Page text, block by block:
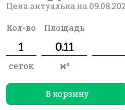
Цена актуальна на
Кол-во
сеток
Площадь
м²
В корзину